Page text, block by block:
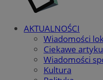
AKTUALNOŚCI
Wiadomości
Ciekawe
Wiadomości
Kultura